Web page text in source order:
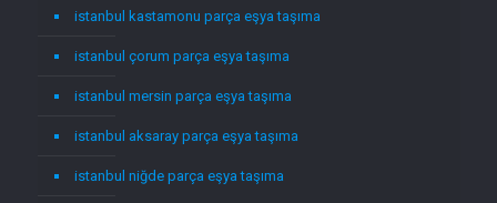
istanbul kastamonu parça eşya taşıma
istanbul çorum parça eşya taşıma
istanbul mersin parça eşya taşıma
istanbul aksaray parça eşya taşıma
istanbul niğde parça eşya taşıma